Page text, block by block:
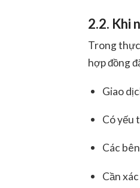
2.2. Khi
Trong
hợp đồng
Giao
Có yếu
Các
Cần